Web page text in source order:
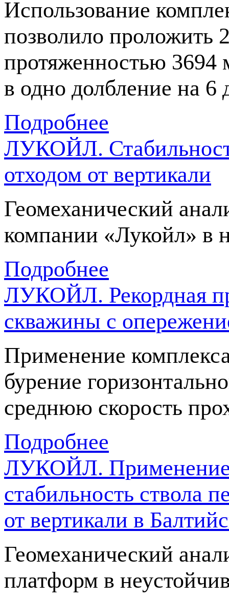
Использование
позволило проложить
протяженностью 3694
в одно долбление на 6
Подробнее
ЛУКОЙЛ.
отходом от вертикали
Геомеханический
компании «Лукойл» в
Подробнее
ЛУКОЙЛ. Рекордная
скважины с
Применение
бурение
среднюю скорость
Подробнее
ЛУКОЙЛ. Применение
стабильность ствола
от вертикали в
Геомеханический
платформ в